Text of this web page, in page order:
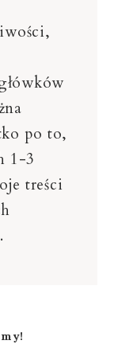
po to,
1-3
treści